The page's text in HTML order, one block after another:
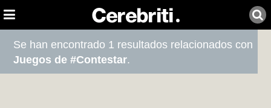
Se han encontrado 1 resultados relacionados con
Juegos de #Contestar.